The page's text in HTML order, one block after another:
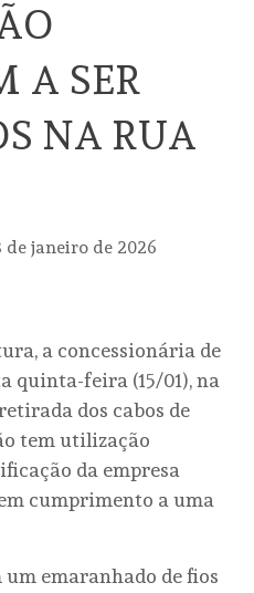
A SER
NA RUA
de janeiro de 2026
a concessionária de
quinta-feira (15/01), na
dos cabos de
tem utilização
da empresa
cumprimento a uma
emaranhado de fios